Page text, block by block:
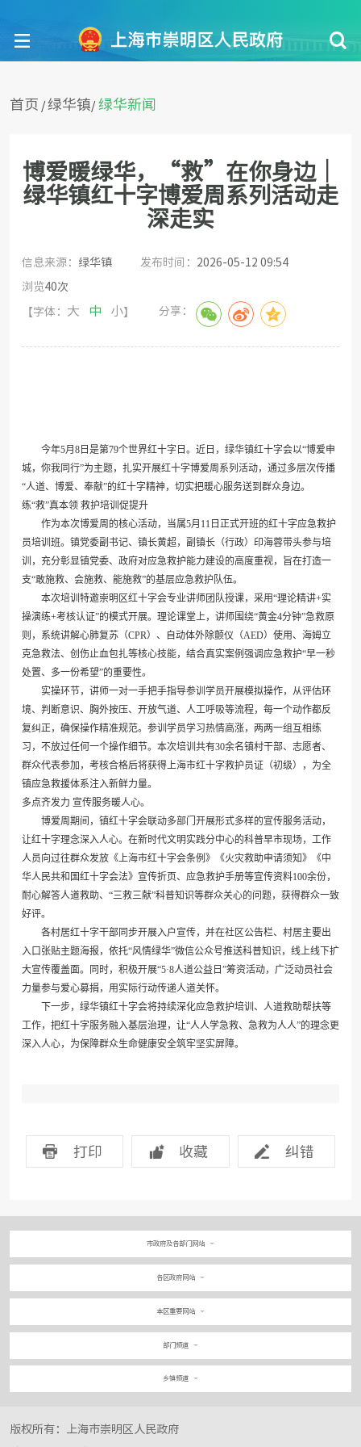
首页 /绿华镇/ 绿华新闻
博爱暖绿华，“救”在你身边｜
绿华镇红十字博爱周系列活动走
深走实
信息来源： 绿华镇 发布时间： 2026-05-12 09:54
浏览40次
【字体： 大 中 小】 分享：
今年5月8日是第79个世界红十字日。近日，绿华镇红十字会以“博爱申
城，你我同行”为主题，扎实开展红十字博爱周系列活动，通过多层次传播
“人道、博爱、奉献”的红十字精神，切实把暖心服务送到群众身边。
练“救”真本领 救护培训促提升
作为本次博爱周的核心活动，当属5月11日正式开班的红十字应急救护
员培训班。镇党委副书记、镇长黄超，副镇长（行政）印海蓉带头参与培
训，充分彰显镇党委、政府对应急救护能力建设的高度重视，旨在打造一
支“敢施救、会施救、能施救”的基层应急救护队伍。
本次培训特邀崇明区红十字会专业讲师团队授课，采用“理论精讲+实
操演练+考核认证”的模式开展。理论课堂上，讲师围绕“黄金4分钟”急救原
则，系统讲解心肺复苏（CPR）、自动体外除颤仪（AED）使用、海姆立
克急救法、创伤止血包扎等核心技能，结合真实案例强调应急救护“早一秒
处置、多一份希望”的重要性。
实操环节，讲师一对一手把手指导参训学员开展模拟操作，从评估环
境、判断意识、胸外按压、开放气道、人工呼吸等流程，每一个动作都反
复纠正，确保操作精准规范。参训学员学习热情高涨，两两一组互相练
习，不放过任何一个操作细节。本次培训共有30余名镇村干部、志愿者、
群众代表参加，考核合格后将获得上海市红十字救护员证（初级），为全
镇应急救援体系注入新鲜力量。
多点齐发力 宣传服务暖人心。
博爱周期间，镇红十字会联动多部门开展形式多样的宣传服务活动，
让红十字理念深入人心。在新时代文明实践分中心的科普早市现场，工作
人员向过往群众发放《上海市红十字会条例》《火灾救助申请须知》《中
华人民共和国红十字会法》宣传折页、应急救护手册等宣传资料100余份，
耐心解答人道救助、“三救三献”科普知识等群众关心的问题，获得群众一致
好评。
各村居红十字干部同步开展入户宣传，并在社区公告栏、村居主要出
入口张贴主题海报，依托“风情绿华”微信公众号推送科普知识，线上线下扩
大宣传覆盖面。同时，积极开展“5·8人道公益日”筹资活动，广泛动员社会
力量参与爱心募捐，用实际行动传递人道关怀。
下一步，绿华镇红十字会将持续深化应急救护培训、人道救助帮扶等
工作，把红十字服务融入基层治理，让“人人学急救、急救为人人”的理念更
深入人心，为保障群众生命健康安全筑牢坚实屏障。
打印 收藏 纠错
市政府及各部门网站
各区政府网站
本区重要网站
部门频道
乡镇频道
版权所有：上海市崇明区人民政府